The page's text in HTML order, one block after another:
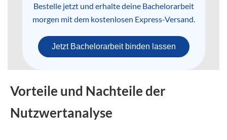
Bestelle jetzt und erhalte deine Bachelorarbeit
morgen mit dem kostenlosen Express-Versand.
Jetzt Bachelorarbeit binden lassen
Vorteile und Nachteile der
Nutzwertanalyse